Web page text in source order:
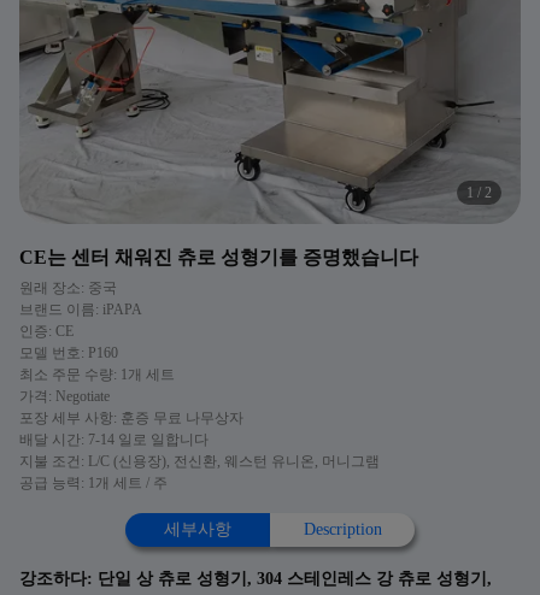
1 / 2
CE는 센터 채워진 츄로 성형기를 증명했습니다
원래 장소: 중국
브랜드 이름: iPAPA
인증: CE
모델 번호: P160
최소 주문 수량: 1개 세트
가격: Negotiate
포장 세부 사항: 훈증 무료 나무상자
배달 시간: 7-14 일로 일합니다
지불 조건: L/C (신용장), 전신환, 웨스턴 유니온, 머니그램
공급 능력: 1개 세트 / 주
세부사항 Description
강조하다: 단일 상 츄로 성형기 , 304 스테인레스 강 츄로 성형기 ,